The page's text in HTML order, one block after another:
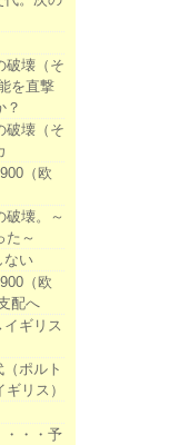
破壊（そ
を直撃
？
破壊（そ
（欧
破壊。～
た～
ない
（欧
配へ
ギリス
ポルト
リス）
・・・予